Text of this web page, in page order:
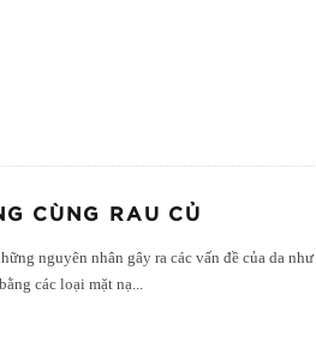
CÙNG RAU CỦ
nguyên nhân gây ra các vấn đề của da
các loại mặt nạ...